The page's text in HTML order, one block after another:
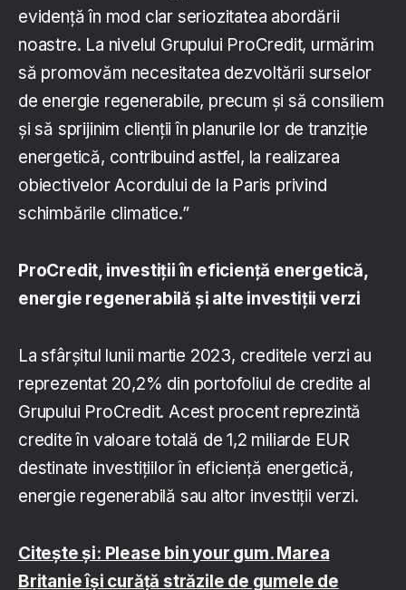
evidență în mod clar seriozitatea abordării
noastre. La nivelul Grupului ProCredit, urmărim
să promovăm necesitatea dezvoltării surselor
de energie regenerabile, precum și să consiliem
și să sprijinim clienții în planurile lor de tranziție
energetică, contribuind astfel, la realizarea
obiectivelor Acordului de la Paris privind
schimbările climatice.”
ProCredit, investiții în eficiență energetică,
energie regenerabilă și alte investiții verzi
La sfârșitul lunii martie 2023, creditele verzi au
reprezentat 20,2% din portofoliul de credite al
Grupului ProCredit. Acest procent reprezintă
credite în valoare totală de 1,2 miliarde EUR
destinate investițiilor în eficiență energetică,
energie regenerabilă sau altor investiții verzi.
Citește și: Please bin your gum. Marea
Britanie își curăță străzile de gumele de